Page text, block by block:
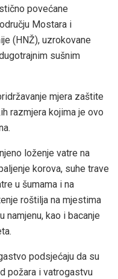
povećane
Mostara i
(HNŽ), uzrokovane
sušnim
mjera zaštite
razmjera kojima je ovo
loženje vatre na
korova, suhe trave
u šumama i na
roštilja na mjestima
namjenu, kao i bacanje
podsjećaju da su
požara i vatrogastvu